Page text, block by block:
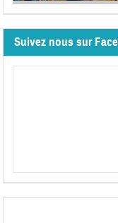
Suivez nous sur